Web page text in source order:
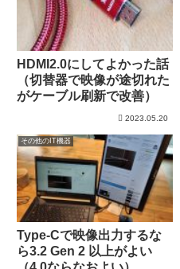
HDMI2.0にしてよかった話
（切替器で映像が途切れた
がケーブル刷新で改善）
2023.05.20
その他のIT機器
Type-Cで映像出力するな
ら3.2 Gen 2 以上がよい